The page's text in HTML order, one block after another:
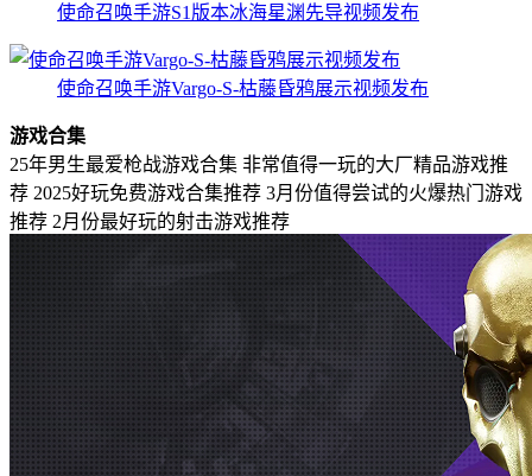
使命召唤手游S1版本冰海星渊先导视频发布
使命召唤手游Vargo-S-枯藤昏鸦展示视频发布
游戏合集
25年男生最爱枪战游戏合集 非常值得一玩的大厂精品游戏推
荐 2025好玩免费游戏合集推荐 3月份值得尝试的火爆热门游戏
推荐 2月份最好玩的射击游戏推荐